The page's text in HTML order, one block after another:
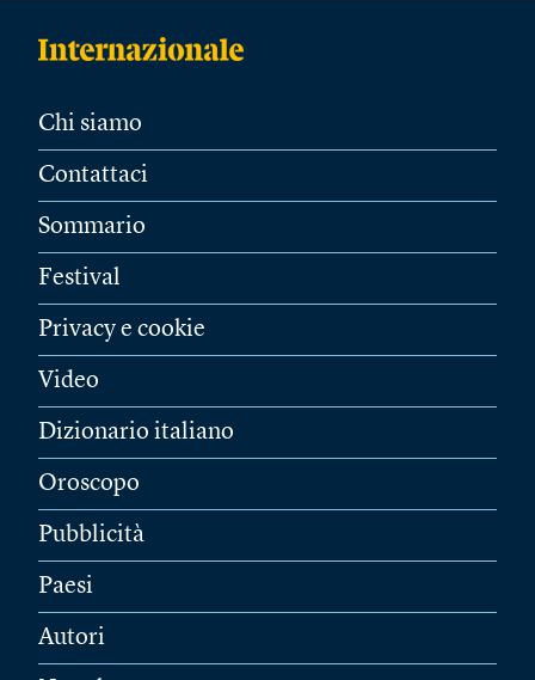
Chi siamo
Contattaci
Sommario
Festival
Privacy e cookie
Video
Dizionario italiano
Oroscopo
Pubblicità
Paesi
Autori